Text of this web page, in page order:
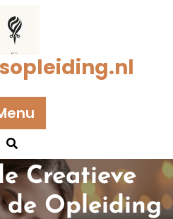
15 oktober 2024
Creatieve
de Opleiding